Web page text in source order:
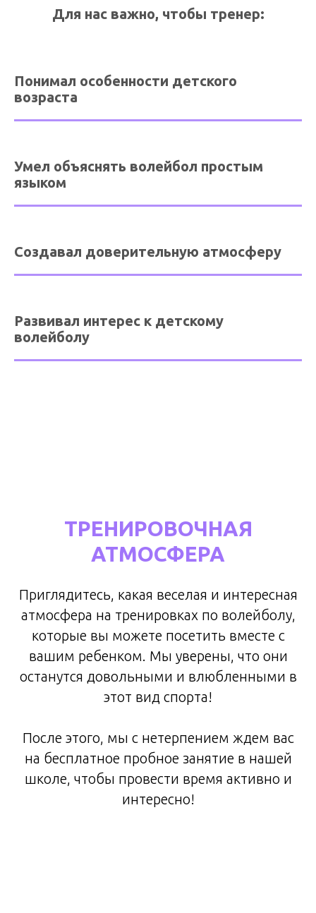
Для нас важно, чтобы тренер:
Понимал особенности детского
возраста
Умел объяснять волейбол простым
языком
Создавал доверительную атмосферу
Развивал интерес к детскому
волейболу
ТРЕНИРОВОЧНАЯ
АТМОСФЕРА
Приглядитесь, какая веселая и интересная
атмосфера на тренировках по волейболу,
которые вы можете посетить вместе с
вашим ребенком. Мы уверены, что они
останутся довольными и влюбленными в
этот вид спорта!
После этого, мы с нетерпением ждем вас
на бесплатное пробное занятие в нашей
школе, чтобы провести время активно и
интересно!